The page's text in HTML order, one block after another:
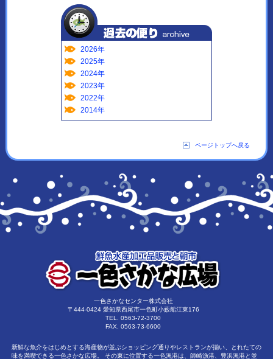
2026年
2025年
2024年
2023年
2022年
2014年
ページトップへ戻る
一色さかなセンター株式会社
〒444-0424 愛知県西尾市一色町小藪船江東176
TEL. 0563-72-3700
FAX. 0563-73-6600
新鮮な魚介をはじめとする海産物が並ぶショッピング通りやレストランが揃い、とれたての
味を満喫できる一色さかな広場。 その東に位置する一色漁港は、師崎漁港、豊浜漁港と並